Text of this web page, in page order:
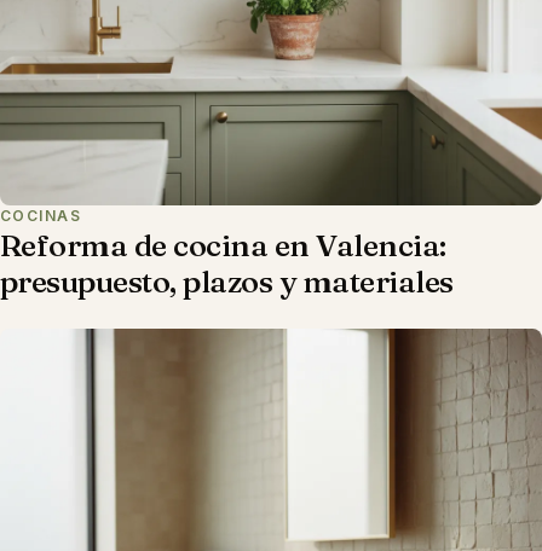
COCINAS
Reforma de cocina en Valencia:
presupuesto, plazos y materiales